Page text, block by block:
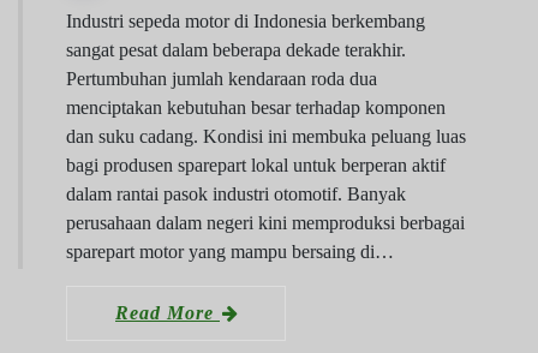
Industri sepeda motor di Indonesia berkembang
sangat pesat dalam beberapa dekade terakhir.
Pertumbuhan jumlah kendaraan roda dua
menciptakan kebutuhan besar terhadap komponen
dan suku cadang. Kondisi ini membuka peluang luas
bagi produsen sparepart lokal untuk berperan aktif
dalam rantai pasok industri otomotif. Banyak
perusahaan dalam negeri kini memproduksi berbagai
sparepart motor yang mampu bersaing di…
Read More